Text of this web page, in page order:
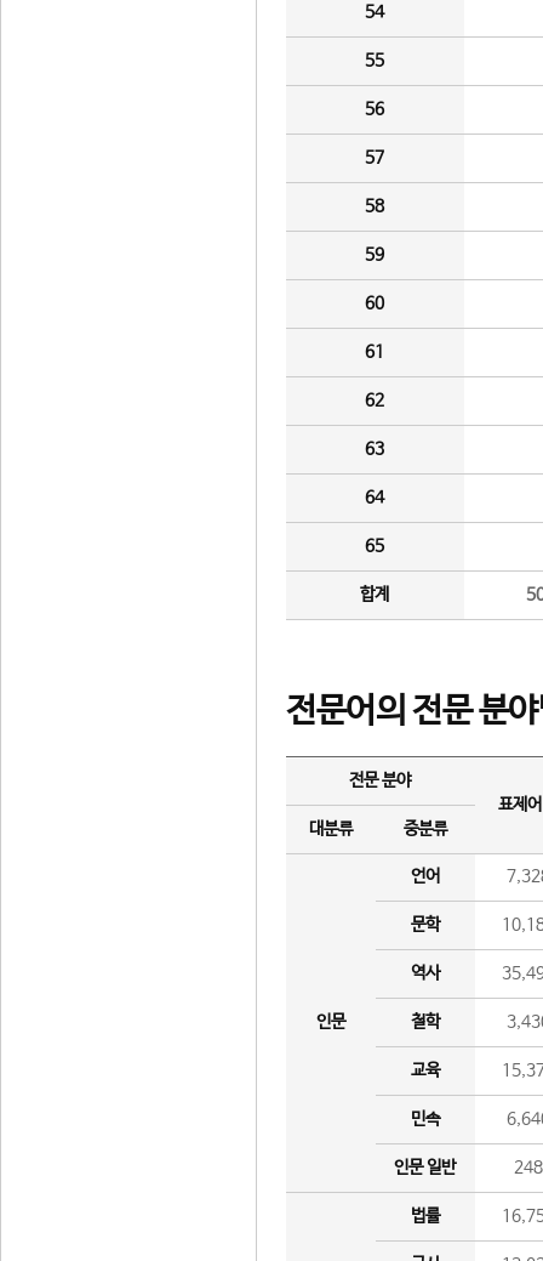
54
55
56
57
58
59
60
61
62
63
64
65
합계
전문어의 전문 분
전문 분야
표제
대분류
중분류
인문
언어
문학
역사
철학
교육
민속
인문 일반 248
법률